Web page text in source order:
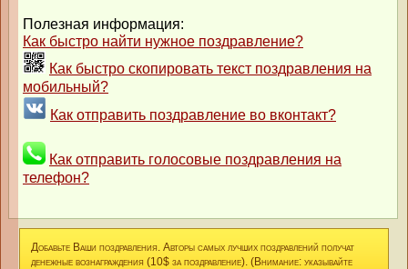
Полезная информация:
Как быстро найти нужное поздравление?
Как быстро скопировать текст поздравления на
мобильный?
Как отправить поздравление во вконтакт?
Как отправить голосовые поздравления на
телефон?
Добавьте Ваши поздравления. Авторы самых лучших поздравлений получат
денежные вознаграждения (10$ за поздравление). (Внимание: указывайте